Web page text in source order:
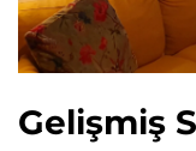
Gelişmiş